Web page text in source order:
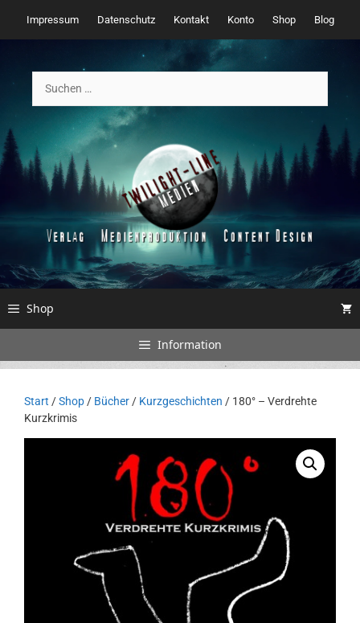
Inhalt
springen
Impressum Datenschutz Kontakt Konto Shop Blog
nach:
Shop
Information
Start /Shop/ Bücher/ Kurzgeschichten / 180° – Verdrehte
Kurzkrimis